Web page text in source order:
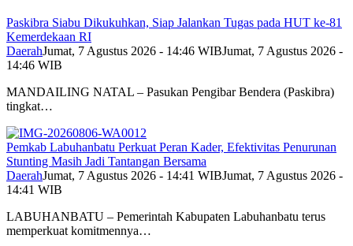
Paskibra Siabu Dikukuhkan, Siap Jalankan Tugas pada HUT ke-81
Kemerdekaan RI
DaerahJumat, 7 Agustus 2026 - 14:46 WIBJumat, 7 Agustus 2026 -
14:46 WIB
MANDAILING NATAL – Pasukan Pengibar Bendera (Paskibra)
tingkat…
Pemkab Labuhanbatu Perkuat Peran Kader, Efektivitas Penurunan
Stunting Masih Jadi Tantangan Bersama
DaerahJumat, 7 Agustus 2026 - 14:41 WIBJumat, 7 Agustus 2026 -
14:41 WIB
LABUHANBATU – Pemerintah Kabupaten Labuhanbatu terus
memperkuat komitmennya…